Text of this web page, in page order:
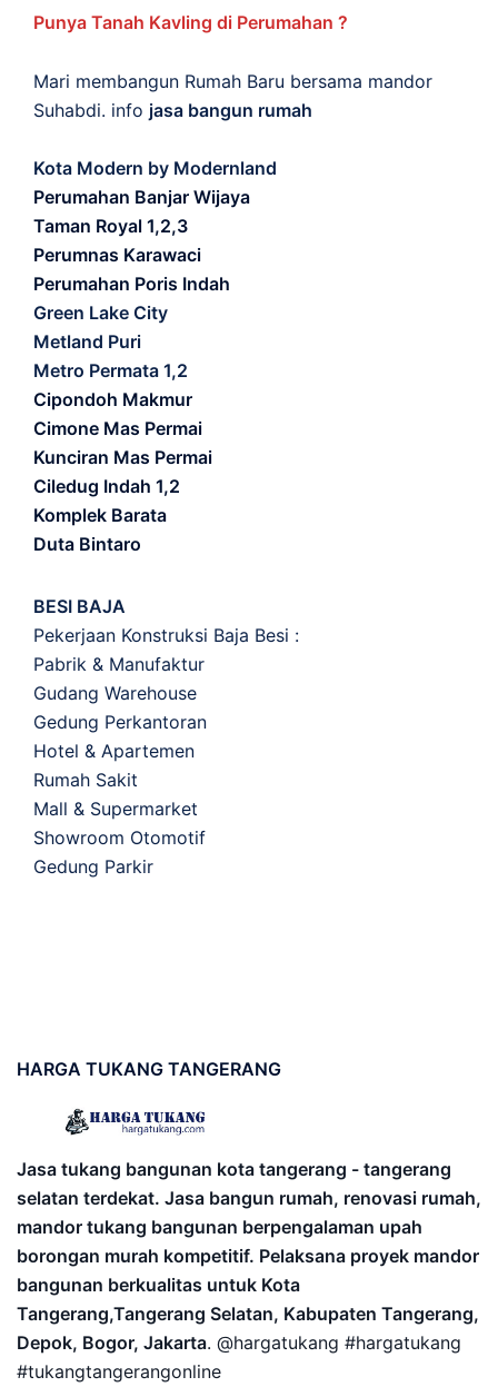
Punya Tanah Kavling di Perumahan ?
Mari membangun Rumah Baru bersama mandor
Suhabdi. info jasa bangun rumah
Kota Modern by Modernland
Perumahan Banjar Wijaya
Taman Royal 1,2,3
Perumnas Karawaci
Perumahan Poris Indah
Green Lake City
Metland Puri
Metro Permata 1,2
Cipondoh Makmur
Cimone Mas Permai
Kunciran Mas Permai
Ciledug Indah 1,2
Komplek Barata
Duta Bintaro
BESI BAJA
Pekerjaan Konstruksi Baja Besi :
Pabrik & Manufaktur
Gudang Warehouse
Gedung Perkantoran
Hotel & Apartemen
Rumah Sakit
Mall & Supermarket
Showroom Otomotif
Gedung Parkir
HARGA TUKANG TANGERANG
Jasa tukang bangunan kota tangerang - tangerang
selatan terdekat. Jasa bangun rumah, renovasi rumah,
mandor tukang bangunan berpengalaman upah
borongan murah kompetitif. Pelaksana proyek mandor
bangunan berkualitas untuk Kota
Tangerang,Tangerang Selatan, Kabupaten Tangerang,
Depok, Bogor, Jakarta. @hargatukang #hargatukang
#tukangtangerangonline